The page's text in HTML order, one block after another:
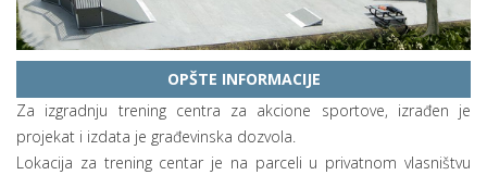
OPŠTE INFORMACIJE
Za izgradnju trening centra za akcione sportove, izrađen je
projekat i izdata je građevinska dozvola.
Lokacija za trening centar je na parceli u privatnom vlasništvu